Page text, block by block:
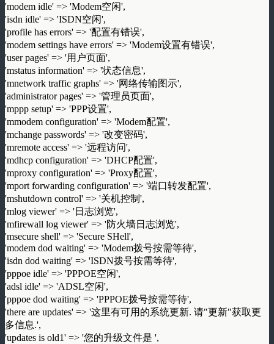
'modem idle' => 'Modem空闲',
'isdn idle' => 'ISDN空闲',
'profile has errors' => '配置有错误',
'modem settings have errors' => 'Modem设置有错误',
'user pages' => '用户页面',
'mstatus information' => '状态信息',
'mnetwork traffic graphs' => '网络传输图示',
'administrator pages' => '管理员页面',
'mppp setup' => 'PPP设置',
'mmodem configuration' => 'Modem配置',
'mchange passwords' => '改变密码',
'mremote access' => '远程访问',
'mdhcp configuration' => 'DHCP配置',
'mproxy configuration' => 'Proxy配置',
'mport forwarding configuration' => '端口转发配置',
'mshutdown control' => '关机控制',
'mlog viewer' => '日志浏览',
'mfirewall log viewer' => '防火墙日志浏览',
'msecure shell' => 'Secure SHell',
'modem dod waiting' => 'Modem拨号按需等待',
'isdn dod waiting' => 'ISDN拨号按需等待',
'pppoe idle' => 'PPPOE空闲',
'adsl idle' => 'ADSL空闲',
'pppoe dod waiting' => 'PPPOE拨号按需等待',
'there are updates' => '这里有可用的系统更新. 请"更新"获取更
多信息.',
'updates is old1' => '您的升级文件是 ',